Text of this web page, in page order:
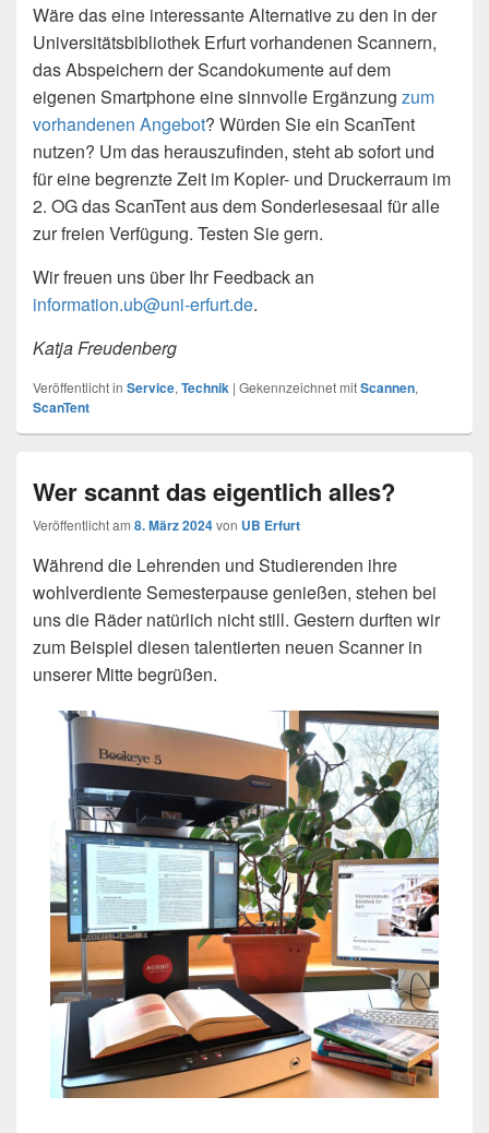
Wäre das eine interessante Alternative zu den in der
Universitätsbibliothek Erfurt vorhandenen Scannern,
das Abspeichern der Scandokumente auf dem
eigenen Smartphone eine sinnvolle Ergänzung zum
vorhandenen Angebot? Würden Sie ein ScanTent
nutzen? Um das herauszufinden, steht ab sofort und
für eine begrenzte Zeit im Kopier- und Druckerraum im
2. OG das ScanTent aus dem Sonderlesesaal für alle
zur freien Verfügung. Testen Sie gern.
Wir freuen uns über Ihr Feedback an
information.ub@uni-erfurt.de.
Katja Freudenberg
Veröffentlicht in Service, Technik | Gekennzeichnet mitScannen,
ScanTent
Wer scannt das eigentlich alles?
Veröffentlicht am 8. März 2024von UB Erfurt
Während die Lehrenden und Studierenden ihre
wohlverdiente Semesterpause genießen, stehen bei
uns die Räder natürlich nicht still. Gestern durften wir
zum Beispiel diesen talentierten neuen Scanner in
unserer Mitte begrüßen.